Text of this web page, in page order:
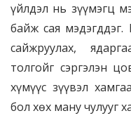
үйлдэл нь зүүмэгц
байж сая мэдэгддэг.
сайжруулах,
толгойг сэргэлэн
хүмүүс зүүвэл
бол хөх ману чулууг